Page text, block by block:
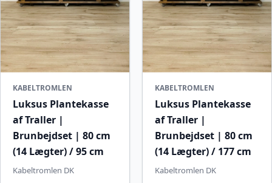
KABELTROMLEN
Luksus Plantekasse
af Traller |
Brunbejdset | 80 cm
(14 Lægter) / 95 cm
Kabeltromlen DK
KABELTROMLEN
Luksus Plantekasse
af Traller |
Brunbejdset | 80 cm
(14 Lægter) / 177 cm
Kabeltromlen DK